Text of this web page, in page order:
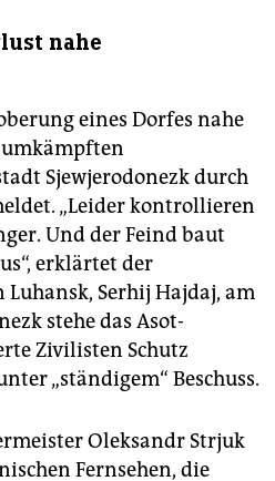
nahe
eines Dorfes nahe
umkämpften
Sjewjerodonezk durch
„Leider kontrollieren
Und der Feind baut
erklärtet der
Luhansk, Serhij Hajdaj, am
stehe das Asot-
Zivilisten Schutz
„ständigem“ Beschuss.
Oleksandr Strjuk
Fernsehen, die